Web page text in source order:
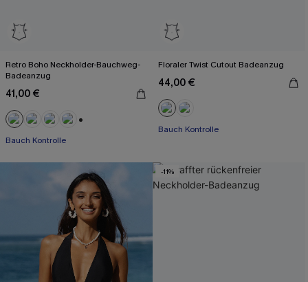
Retro Boho Neckholder-Bauchweg-
Badeanzug
41,00 €
Bauch Kontrolle
Floraler Twist Cutout Badeanzug
44,00 €
Bauch Kontrolle
-11%